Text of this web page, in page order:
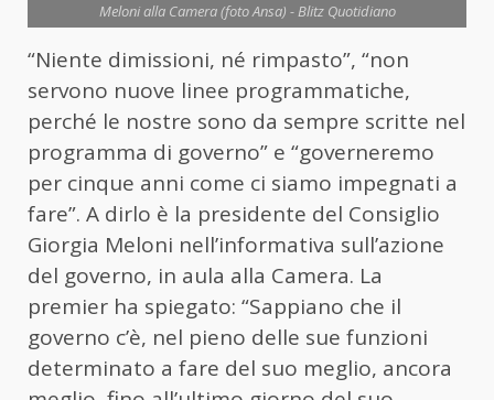
Meloni alla Camera (foto Ansa) - Blitz Quotidiano
“Niente dimissioni, né rimpasto”, “non
servono nuove linee programmatiche,
perché le nostre sono da sempre scritte nel
programma di governo” e “governeremo
per cinque anni come ci siamo impegnati a
fare”. A dirlo è la presidente del Consiglio
Giorgia Meloni nell’informativa sull’azione
del governo, in aula alla Camera. La
premier ha spiegato: “Sappiano che il
governo c’è, nel pieno delle sue funzioni
determinato a fare del suo meglio, ancora